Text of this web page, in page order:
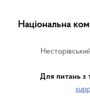
Національна
Для питань з